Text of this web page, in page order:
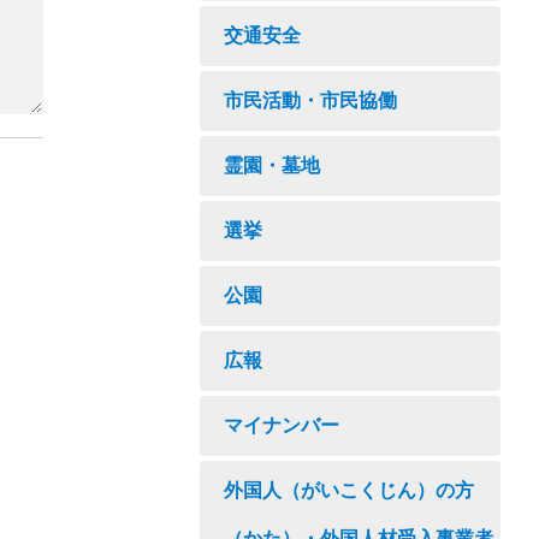
交通安全
市民活動・市民協働
霊園・墓地
選挙
公園
広報
マイナンバー
外国人（がいこくじん）の方